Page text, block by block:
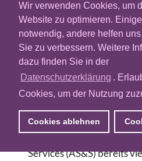
Wir verwenden Cookies, um
Website zu optimieren.
notwendig, andere helfen
Sie zu verbessern. Weitere
dazu finden Sie in der
Datenschutzerklärung .
Cookies, um der Nutzung
Cookies ablehnen
der Serviceplan-Gruppe in
Funktion hat sie unter
die 2019 den
Berufsverband Deutscher
Sozialforscher e.V. (BVM)
ihrem Wechsel nach
Leiterin der Abteilung
Services (AS&S) bereits